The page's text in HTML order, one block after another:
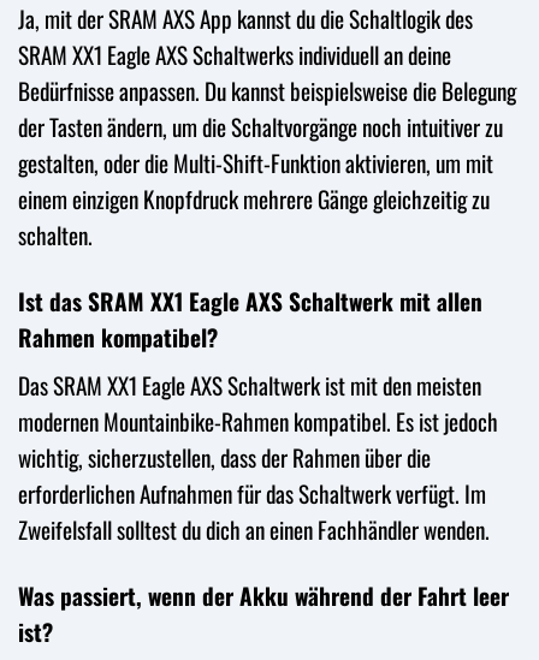
Ja, mit der SRAM AXS App kannst du die Schaltlogik des
SRAM XX1 Eagle AXS Schaltwerks individuell an deine
Bedürfnisse anpassen. Du kannst beispielsweise die Belegung
der Tasten ändern, um die Schaltvorgänge noch intuitiver zu
gestalten, oder die Multi-Shift-Funktion aktivieren, um mit
einem einzigen Knopfdruck mehrere Gänge gleichzeitig zu
schalten.
Ist das SRAM XX1 Eagle AXS Schaltwerk mit allen
Rahmen kompatibel?
Das SRAM XX1 Eagle AXS Schaltwerk ist mit den meisten
modernen Mountainbike-Rahmen kompatibel. Es ist jedoch
wichtig, sicherzustellen, dass der Rahmen über die
erforderlichen Aufnahmen für das Schaltwerk verfügt. Im
Zweifelsfall solltest du dich an einen Fachhändler wenden.
Was passiert, wenn der Akku während der Fahrt leer
ist?